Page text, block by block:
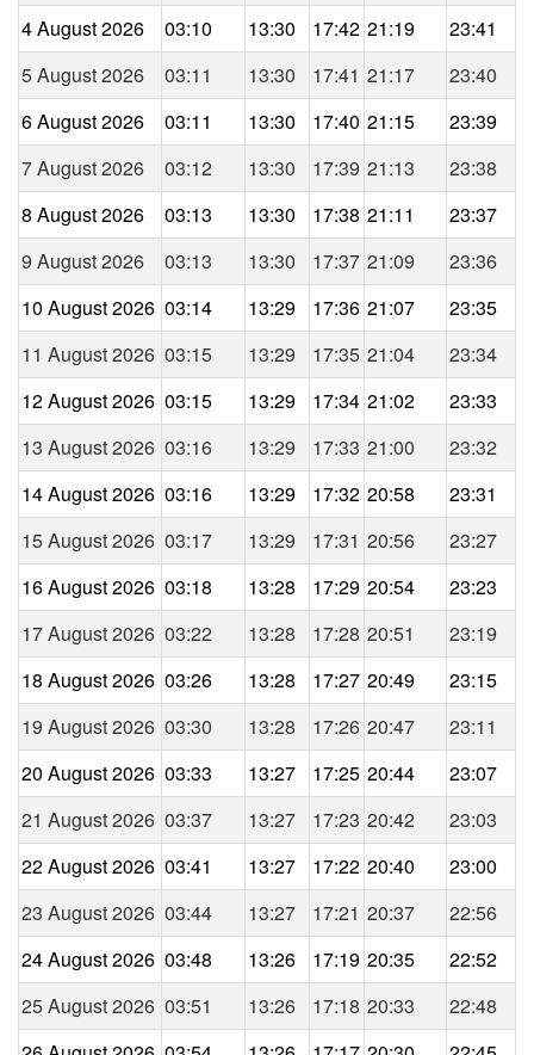
4 August 2026
03:10 13:30 17:42 21:19
23:41
5 August 2026
03:11 13:30 17:41 21:17
23:40
6 August 2026
03:11 13:30 17:40 21:15
23:39
7 August 2026
03:12 13:30 17:39 21:13
23:38
8 August 2026
03:13 13:30 17:38 21:11
23:37
9 August 2026
03:13 13:30 17:37 21:09
23:36
10 August 2026 03:14 13:29 17:36 21:07
23:35
11 August 2026 03:15 13:29 17:35 21:04
23:34
12 August 2026 03:15 13:29 17:34 21:02
23:33
13 August 2026 03:16 13:29 17:33 21:00
23:32
14 August 2026 03:16 13:29 17:32 20:58
23:31
15 August 2026 03:17 13:29 17:31 20:56
23:27
16 August 2026 03:18 13:28 17:29 20:54
23:23
17 August 2026 03:22 13:28 17:28 20:51
23:19
18 August 2026 03:26 13:28 17:27 20:49
23:15
19 August 2026 03:30 13:28 17:26 20:47
23:11
20 August 2026 03:33 13:27 17:25 20:44
23:07
21 August 2026 03:37 13:27 17:23 20:42
23:03
22 August 2026 03:41 13:27 17:22 20:40
23:00
23 August 2026 03:44 13:27 17:21 20:37
22:56
24 August 2026 03:48 13:26 17:19 20:35
22:52
25 August 2026 03:51 13:26 17:18 20:33
22:48